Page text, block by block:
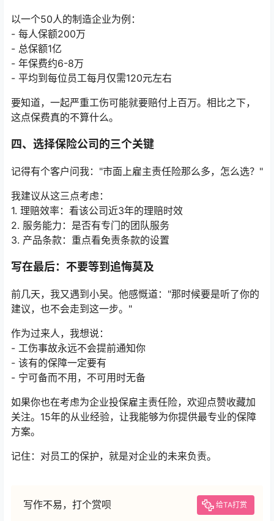
以一个50人的制造企业为例：
- 每人保额200万
- 总保额1亿
- 年保费约6-8万
- 平均到每位员工每月仅需120元左右
要知道，一起严重工伤可能就要赔付上百万。相比之下，
这点保费真的不算什么。
四、选择保险公司的三个关键
记得有个客户问我："市面上雇主责任险那么多，怎么选？"
我建议从这三点考虑：
1. 理赔效率：看该公司近3年的理赔时效
2. 服务能力：是否有专门的团队服务
3. 产品条款：重点看免责条款的设置
写在最后：不要等到追悔莫及
前几天，我又遇到小吴。他感慨道："那时候要是听了你的
建议，也不会走到这一步。"
作为过来人，我想说：
- 工伤事故永远不会提前通知你
- 该有的保障一定要有
- 宁可备而不用，不可用时无备
如果你也在考虑为企业投保雇主责任险，欢迎点赞收藏加
关注。15年的从业经验，让我能够为你提供最专业的保障
方案。
记住：对员工的保护，就是对企业的未来负责。
写作不易，打个赏呗 给TA打赏